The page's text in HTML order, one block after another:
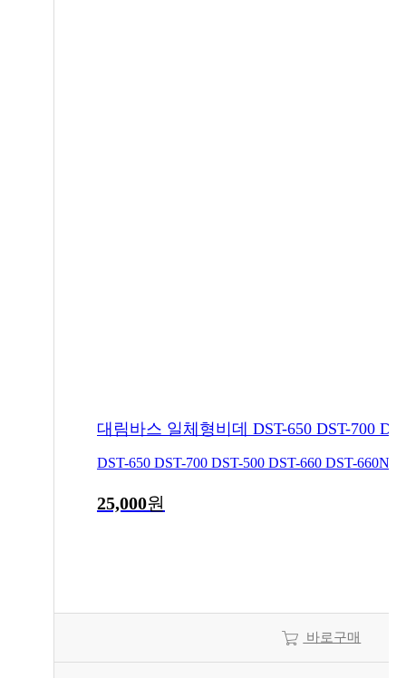
DST-650 DST-700 DST-500 DST-660 DST-660N
25,000원
바로구매